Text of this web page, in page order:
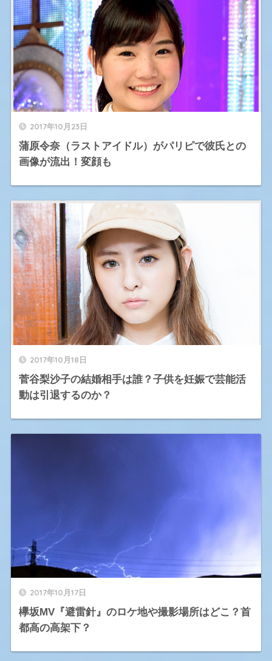
2017年10月23日
蒲原令奈（ラストアイドル）がパリピで彼氏との
画像が流出！変顔も
2017年10月18日
菅谷梨沙子の結婚相手は誰？子供を妊娠で芸能活
動は引退するのか？
2017年10月17日
欅坂MV『避雷針』のロケ地や撮影場所はどこ？首
都高の高架下？